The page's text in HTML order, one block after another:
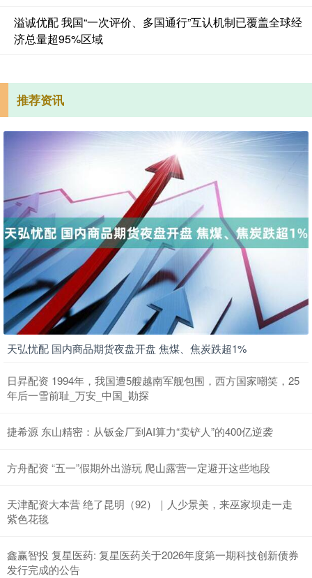
溢诚优配 我国“一次评价、多国通行”互认机制已覆盖全球经
济总量超95%区域
推荐资讯
天弘忧配 国内商品期货夜盘开盘 焦煤、焦炭跌超1%
日昇配资 1994年，我国遭5艘越南军舰包围，西方国家嘲笑，25
年后一雪前耻_万安_中国_勘探
捷希源 东山精密：从钣金厂到AI算力“卖铲人”的400亿逆袭
方舟配资 “五一”假期外出游玩 爬山露营一定避开这些地段
天津配资大本营 绝了昆明（92）｜人少景美，来巫家坝走一走
紫色花毯
鑫赢智投 复星医药: 复星医药关于2026年度第一期科技创新债券
发行完成的公告